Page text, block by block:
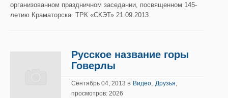
организованном праздничном заседании, посвященном 145-
летию Краматорска. ТРК «СКЭТ» 21.09.2013
Русское название горы
Говерлы
Сентябрь 04, 2013 в Видео, Друзья,
просмотров: 2026